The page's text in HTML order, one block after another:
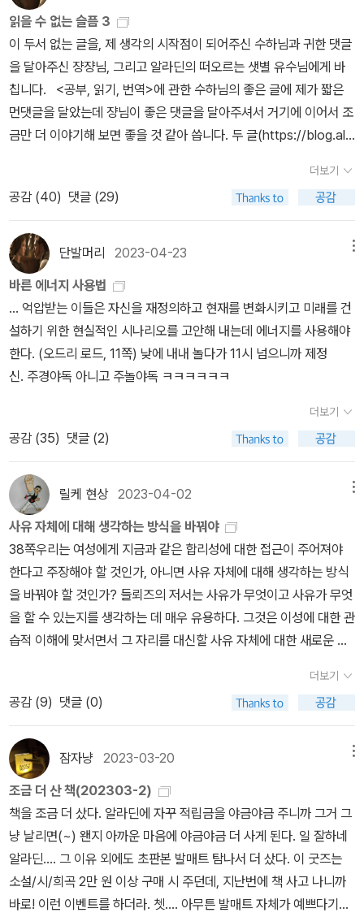
반복하지만 그 여정은 늘 실패로 끝나버린다. 현대를 살아가는 우리
의 삶과도 많이 닮았다. 의미없는 일상에서 의미를 창출하는 묘미를
담아낸 소설이랄까, 아무튼 묘하게 공감되는, 문학계의 돌연변이같은
소설이었다. 미술에서의 포스트모더니즘 역시 형식과 경계를 벗어나
는 것을 지향한다. 대표적인 예로는 탈회화적 추상, 컨셉츄얼 아트(c
onceptual art), 팝아트 (pop art), 설치미술 등이 있다. 포스트모
령, 연필로 드로잉하다 필요하면 자신의 신체로 퍼포먼스를 하기
도 하고 동영상을 찍거나 하는 식이다. 또는 이미지와 텍스트를 다양
하게 결합해 예측 불가능한 신종장르를 생성해내기도 한다. 미술계의
돌연변이들이다. <들뢰즈 이후 페미니즘>을 읽으면서 제일 먼저 든
생각은, 들뢰즈의 사유는 참으로 포스트모던하다는 것이었다. 그
가 제시한 여러 개념 중에서도 특히 ‘생성(되기, becoming)’이라
는 개념은 포스트모더니즘과 일맥 상통하는 느낌을 받았다. 칡 넝쿨
처럼 얼키고 설키는 수많은 마주침을 통해 우리는 어떤 존재가 된다.
복잡다단하게 세분화된 현대사회에서 우리가 어떤 존재로 화할지는
아무도 예측못하기에 그냥 돌연변이같은 존재로 부르기로 한다. 이것
해 처음으로 일어나며, 다양한 되기를 거치면서 지각불가능한 것-되
즘, 한나 스타크 저, 이혜수 한희정 옮김, 이상 북스) 들뢰즈 이후 페미
니즘은 소수자-되기를 강조한다. 그런데 왜 여성 -되기, 나아가 여자
아이-되기일까. 여성은 고정된 정체성을 지닌 다수자에 속하지 않
기 때문이다. 남성은 다수자에 속하므로 남성-되기는 없다고 저자
는 말한다. 현대 사회에서 다수자가 소수자의 처지를 이해하기는 어
렵다. 갑의 위치에 있는 자가 을을, 비장애인이 장애인을, 가진 자
가 못가진 자를 이해하기란 얼마나 어려운가. 성인이 아닌 여자아이
는 잠재력이 가득한, 수많은 가능성을 품은 존재다. 그러므로 미래지
향적이다. 하여튼 소수자-되기란, 차이를 동반하는 N개의 성으로 분
열되는 것이고 그것들이 얼키고 설키며 골백번을 마주치고 마침내 지
건 어디까지나 내 개인적인 해석이다) 들뢰즈가 말하는 소수자 되기
란 다수자 기준에서 떨어져 나오는 것이다. 페미니즘은 끊임없이 다
수자를 뒤흔드는 것이어야 한다고 이 책의 저자는 말한다. 기존의 페
미니즘 운동이 젠더평등을 주창하는 젠더정치의 성격이 짙었다면 이
제는 젠더 너머를 사유해야 한다는 것이다. 섹슈얼리티, 계급, 문화와
같은 복잡한 변수들을 반영한 페미니즘 운동은 들뢰즈가 말하는 소수
자-되기로부터 시작한다. 들뢰즈의 사유가 어렵기는 하지만, 그럼에
도 불구하고 그가 제시하는 개념들을 고수할 수 밖에 없는 이유는 아
읽을 수 없는 슬픔 3
이 두서 없는 글을, 제 생각의 시작점이 되어주신 수하님과 귀한 댓글
을 달아주신 쟝쟝님, 그리고 알라딘의 떠오르는 샛별 유수님에게 바
칩니다. <공부, 읽기, 번역>에 관한 수하님의 좋은 글에 제가 짧은
먼댓글을 달았는데 쟝님이 좋은 댓글을 달아주셔서 거기에 이어서 조
금만 더 이야기해 보면 좋을 것 같아 씁니다. 두 글(https://blog.ala
픔, https://blog.aladin.co.kr/798187174/14808566: 읽을 수
없는 슬픔2)과 댓글을 읽고 오시면 이해에 큰 도움이 될 거라 믿어 의
심치 않사옵니다. 수하님의 원래 질문과 물음에는 번역에 대한 부분
도 상당했는데, 저는 그쪽으로 잘 모르기도 하고, 또 한편으로는 대한
민국의 출판문화가 ‘왕성’해지는 것을 ‘바라는 것’ 외에 아직 뾰족한
방법은 없는 것으로 보여서 일단 개인이 할 수 있는 실천으로서 ‘공
부’와 ‘읽기’에 조금 더 중점을 두고 이야기해 보겠습니다. 먼저, 쟝님
의 제안입니다. 1. 이해못해도 그냥 읽는다. (그걸 겹쳐서 계속 읽어
가는 방법... 페미니즘 책 계속 읽다보면... 나온 사람 또 나옵니다. 보
니까 푸코 계속 나오고 라깡 계속 나오고 그럽디다. 히히.) 저는 냉장
고에 이름들로만 지도를 만들어서 붙여뒀어요. 열심히 선을 그어둡니
다. 그들의 관계망을. 새로운 이름이 나오면 추가를 시키고요, 계속 업
다...).2. 왠지 끌리는 사람이 있다? 그럼 그 사람을 판다. (푸코 파다
가 데리다를 알았는데... 엘렌 식수 남친이었고 그런 사연...) 평전 읽
기 -> 입문서 읽기 -> 저작 읽기 -> 해제 있으면 저작과 해제 같이 읽
기!! (이 역시 그 사람을 중심으로 관계 망들이 쭉 만들어지면 좀 재밌
어요. 위에 말한 그림이 점점 촘촘해 집니다~)3. 좋은 입문서!!!를 읽
는다. 그런데 여기가 문제이지요. 좋은 입문서.....는.................. (친일
파 주의) 일본이 짱입니다. 그러나 페미니즘은....... 일본이 꽝이고요.
한국이 나은 것 같습..... 세 가지 다 모두 좋은 방법이고요. 이 글을 읽
속으로는 이렇게 썼습니다. 쟝님처럼요. 일단 읽는다. 관련된 책을 <
같이> 읽는다. 좋은 입문서를 찾아 읽는다. 근데 제가 코비드19 바이
러스의 공격을 받은 상태였기에, 앉으면 눕고 싶고, 누우면 자고 싶고,
일어나면 앉고 싶고, 앉으면 눕고 싶었기에 그렇게나 간단히 써버렸
던 것입니다. (믿어주세요, 제발ㅎㅎㅎ 사실 지금도 제정신이 완전히
돌아온 건 아닙니다. 여러분 눈에도 보이시죠?) 저는 여기에 한 가지
를 추가하고 싶은데요. 읽고 이해한 것을 글로 써보는 게 중요하다고
생각합니다. 이를테면 어떤 책을 읽고 새로운 사실 혹은 지식을 2개
(수량화하는 게 좀 유치하기는 하지만 일단 그렇게 해보겠습니다) 알
게 되었다고 해 보죠. 글을 쓰다 보면 내가 알게 된 게 2개가 아니라 3
개였다는 걸 발견하게 됩니다. 그런데 어떤 분이 제 글을 보고 댓글을
더보기
공감 (40) 댓글 (29)
단발머리 2023-04-23
바른 에너지 사용법
... 억압받는 이들은 자신을 재정의하고 현재를 변화시키고 미래를 건
설하기 위한 현실적인 시나리오를 고안해 내는데 에너지를 사용해야
한다. (오드리 로드, 11쪽) 낮에 내내 놀다가 11시 넘으니까 제정
신. 주경야독 아니고 주놀야독 ㅋㅋㅋㅋㅋㅋ
더보기
공감 (35) 댓글 (2)
릴케 현상2023-04-02
사유 자체에 대해 생각하는 방식을 바꿔야
38쪽우리는 여성에게 지금과 같은 합리성에 대한 접근이 주어져야
한다고 주장해야 할 것인가, 아니면 사유 자체에 대해 생각하는 방식
을 바꿔야 할 것인가? 들뢰즈의 저서는 사유가 무엇이고 사유가 무엇
을 할 수 있는지를 생각하는 데 매우 유용하다. 그것은 이성에 대한 관
습적 이해에 맞서면서 그 자리를 대신할 사유 자체에 대한 새로운 개
근이 주어져야 한다고 주장해야 할 것인가, 아니면 사유 자체에 대해
생각하는 방식을 바꿔야 할 것인가? 들뢰즈의 저서는 사유가 무엇이
고 사유가 무엇을 할 수 있는지를 생각하는 데 매우 유용하다. 그것은
이성에 대한 관습적 이해에 맞서면서 그 자리를 대신할 사유 자체에
대한 새로운 개념을 제공한다.
더보기
공감 (9) 댓글 (0)
잠자냥 2023-03-20
조금 더 산 책(202303-2)
책을 조금 더 샀다. 알라딘에 자꾸 적립금을 야금야금 주니까 그거 그
냥 날리면(~) 왠지 아까운 마음에 야금야금 더 사게 된다. 일 잘하네
알라딘.... 그 이유 외에도 초판본 발매트 탐나서 더 샀다. 이 굿즈는
소설/시/희곡 2만 원 이상 구매 시 주던데, 지난번에 책 사고 나니까
바로! 이런 이벤트를 하더라. 쳇.... 아무튼 발매트 자체가 예쁘다기보